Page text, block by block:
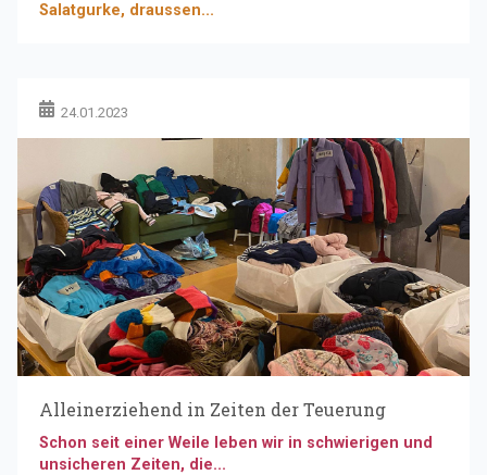
Salatgurke, draussen...
24.01.2023
Alleinerziehend in Zeiten der Teuerung
Schon seit einer Weile leben wir in schwierigen und
unsicheren Zeiten, die...